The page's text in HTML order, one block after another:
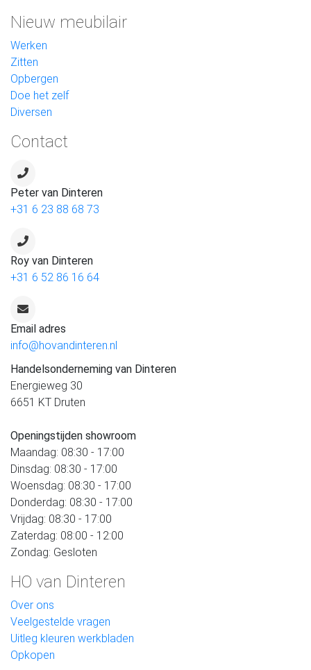
Nieuw meubilair
Werken
Zitten
Opbergen
Doe het zelf
Diversen
Contact
Peter van Dinteren
+31 6 23 88 68 73
Roy van Dinteren
+31 6 52 86 16 64
Email adres
info@hovandinteren.nl
Handelsonderneming van Dinteren
Energieweg 30
6651 KT Druten
Openingstijden showroom
Maandag: 08:30 - 17:00
Dinsdag: 08:30 - 17:00
Woensdag: 08:30 - 17:00
Donderdag: 08:30 - 17:00
Vrijdag: 08:30 - 17:00
Zaterdag: 08:00 - 12:00
Zondag: Gesloten
HO van Dinteren
Over ons
Veelgestelde vragen
Uitleg kleuren werkbladen
Opkopen